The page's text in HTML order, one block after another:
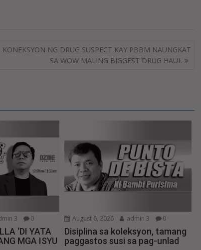
KONEKSYON NG DRUG SUSPECT KAY PBBM NAUNGKAT
SA WOW MALING BIGGEST DRUG HAUL
3 0
‘DI YATA
MGA ISYU
August 6, 2026 admin 3 0
Disiplina sa koleksyon, tamang
paggastos susi sa pag-unlad